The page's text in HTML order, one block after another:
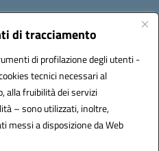
di tracciamento
di profilazione degli utenti -
tecnici necessari al
alla fruibilità dei servizi
– sono utilizzati, inoltre,
a disposizione da Web
90133 - Palermo